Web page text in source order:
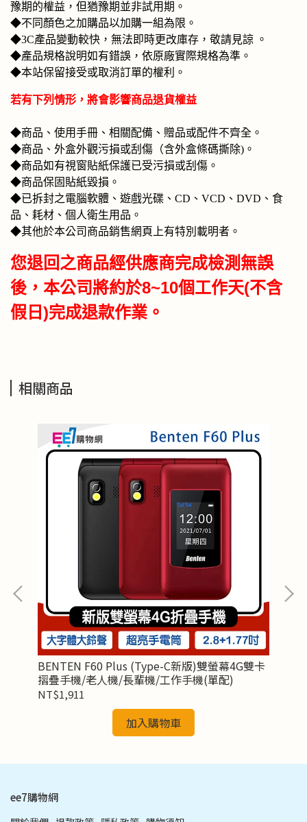
豫期的權益，但猶豫期並非試用期。
◆不同顏色之加購品以加購一組為限。
◆3C產品變動較快，無法即時更改庫存，敬請見諒 。
◆產品規格說明如有錯誤，依原廠實際規格為準。
◆本站保留接受或取消訂單的權利。
若有下列情形，將會影響商品退貨權益
◆商品、使用手冊、相關配備、贈品或配件不齊全。
◆商品、外盒外觀污損或刮傷（含外盒條碼撕除)。
◆商品如有視窗貼紙保護已受污損或刮傷。
◆商品保固貼紙毀損。
◆已拆封之電腦軟體、遊戲光碟、CD、VCD、DVD、食
品、耗材、個人衛生用品。
◆其他於本公司商品銷售網頁上有特別載明者。
您退回之商品經供應商完成檢測無誤
後，本公司將約於8~10個工作天(不含
假日)完成退款作業。
相關商品
BENTEN F60 Plus (Type-C新版)雙螢幕4G雙卡
摺疊手機/老人機/長輩機/工作手機(單配)
NT$1,911
加入購物車
ee7購物網